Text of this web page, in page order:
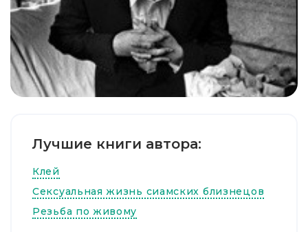
Лучшие книги автора:
Клей
Сексуальная жизнь сиамских близнецов
Резьба по живому